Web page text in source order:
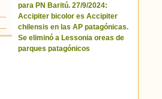
para PN Baritú. 27/9/2024:
Accipiter bicolor es Accipiter
chilensis en las AP patagónicas.
Se eliminó a Lessonia oreas de
parques patagónicos